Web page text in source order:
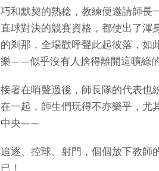
巧和默契的熟稔，教練便邀請師長
直球對決的競賽資格，都使出了渾
的剎那，全場歡呼聲此起彼落，如
樂——似乎沒有人捨得離開這曠綠的
接著在哨聲過後，師長隊的代表也
在一起，師生們玩得不亦樂乎，尤
中央——
追逐、控球、射門，個個放下教師